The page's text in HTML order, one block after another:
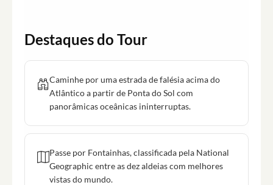
Destaques do Tour
Caminhe por uma estrada de falésia acima do
Atlântico a partir de Ponta do Sol com
panorâmicas oceânicas ininterruptas.
Passe por Fontainhas, classificada pela National
Geographic entre as dez aldeias com melhores
vistas do mundo.